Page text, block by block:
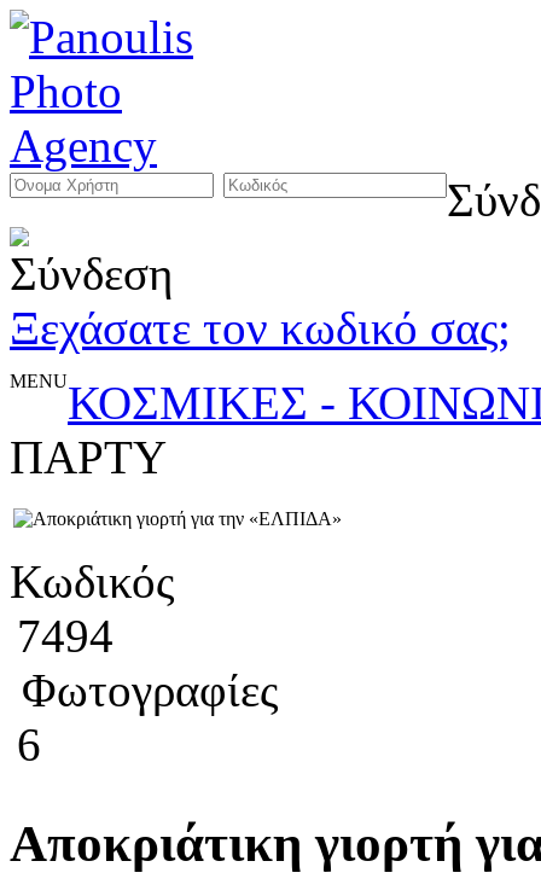
Ξεχάσατε τον κωδικό σας;
MENUΚΟΣΜΙΚΕΣ -
ΠΑΡΤΥ
Κωδικός
7494
Φωτογραφίες
6
Αποκριάτικη γιορτή